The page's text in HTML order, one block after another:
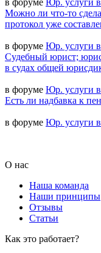
Можно ли что-то
протокол уже
в форуме Юр. услуги
Судебный юрист;
в судах общей
в форуме Юр. услуги
Есть ли надбавка к
в форуме Юр. услуги
О нас
Наша команда
Наши принципы
Отзывы
Статьи
Как это работает?